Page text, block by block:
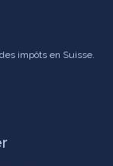
impôts en Suisse.